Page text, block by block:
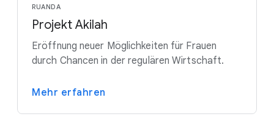
RUANDA
Projekt Akilah
Eröffnung neuer Möglichkeiten für Frauen
durch Chancen in der regulären Wirtschaft.
Mehr erfahren